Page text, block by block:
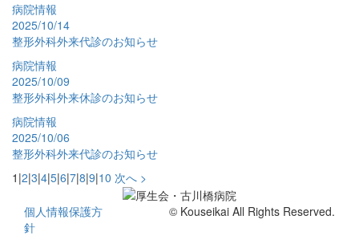
病院情報
2025/10/14
整形外科外来代診のお知らせ
病院情報
2025/10/09
整形外科外来休診のお知らせ
病院情報
2025/10/06
整形外科外来代診のお知らせ
1 |2|3|4|5|6|7|8|9|10 次へ >
個人情報保護方
針
© Kouseikai All Rights Reserved.